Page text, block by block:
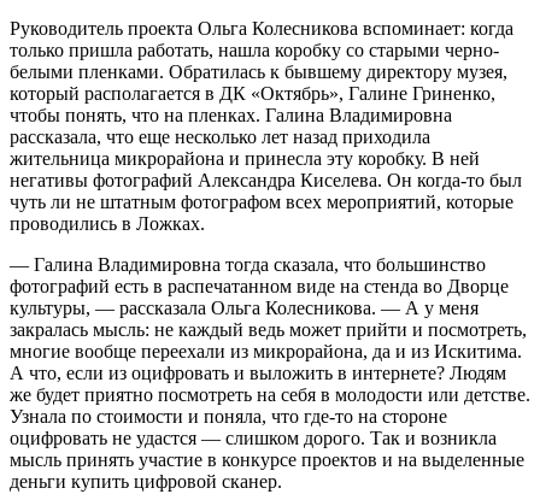
Руководитель проекта Ольга Колесникова вспоминает: когда
только пришла работать, нашла коробку со старыми черно-
белыми пленками. Обратилась к бывшему директору музея,
который располагается в ДК «Октябрь», Галине Гриненко,
чтобы понять, что на пленках. Галина Владимировна
рассказала, что еще несколько лет назад приходила
жительница микрорайона и принесла эту коробку. В ней
негативы фотографий Александра Киселева. Он когда-то был
чуть ли не штатным фотографом всех мероприятий, которые
проводились в Ложках.
— Галина Владимировна тогда сказала, что большинство
фотографий есть в распечатанном виде на стенда во Дворце
культуры, — рассказала Ольга Колесникова. — А у меня
закралась мысль: не каждый ведь может прийти и посмотреть,
многие вообще переехали из микрорайона, да и из Искитима.
А что, если из оцифровать и выложить в интернете? Людям
же будет приятно посмотреть на себя в молодости или детстве.
Узнала по стоимости и поняла, что где-то на стороне
оцифровать не удастся — слишком дорого. Так и возникла
мысль принять участие в конкурсе проектов и на выделенные
деньги купить цифровой сканер.